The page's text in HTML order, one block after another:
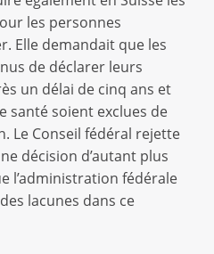
les personnes
Elle demandait que les
de déclarer leurs
un délai de cinq ans et
santé soient exclues de
Le Conseil fédéral rejette
décision d’autant plus
l’administration fédérale
lacunes dans ce